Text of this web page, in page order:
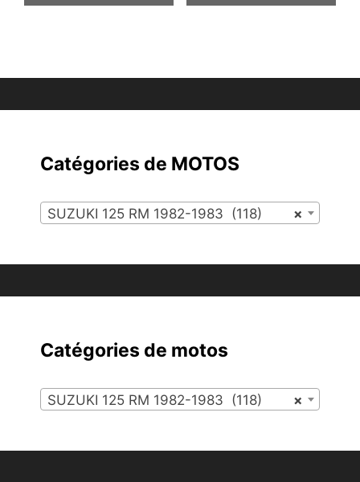
Catégories de MOTOS
×
SUZUKI 125 RM 1982-1983 (118)
Catégories de motos
×
SUZUKI 125 RM 1982-1983 (118)